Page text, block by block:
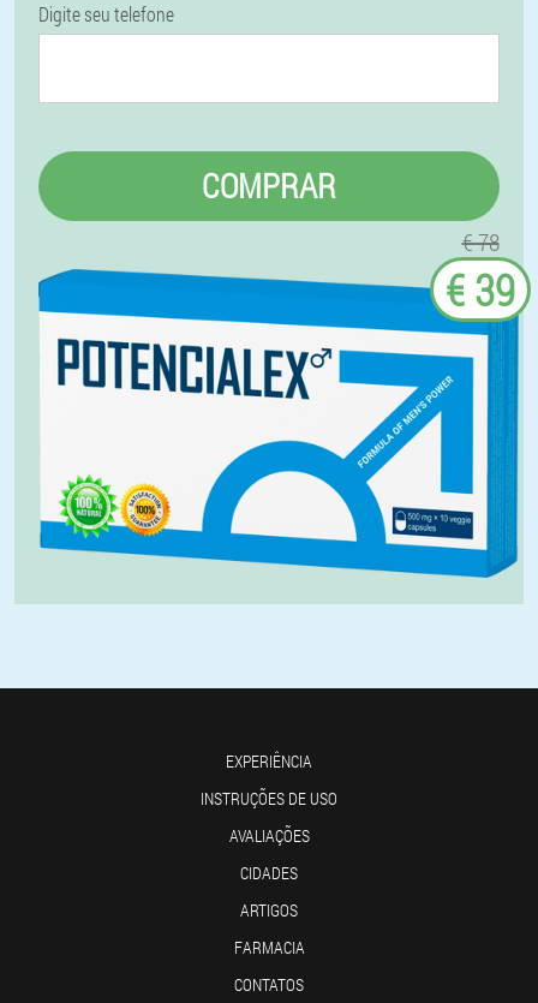
Digite seu telefone
COMPRAR
€ 78
€ 39
EXPERIÊNCIA
INSTRUÇÕES DE USO
AVALIAÇÕES
CIDADES
ARTIGOS
FARMACIA
CONTATOS